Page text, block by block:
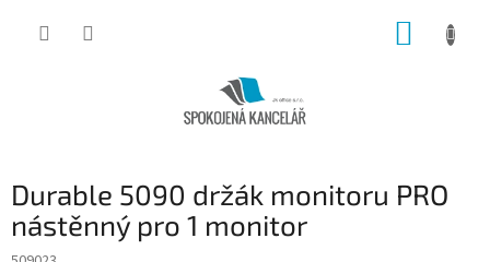
Durable 5090 držák monitoru PRO
nástěnný pro 1 monitor